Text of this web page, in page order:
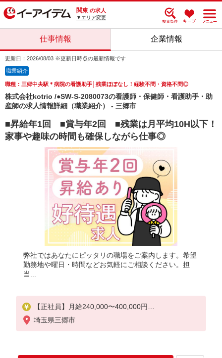
関東 の求人
▼エリア変更
仕事情報 企業情報
更新日：2026/08/03 ※更新日時点の最新情報です
職業紹介
職種：三郷中央駅＊病院の看護助手│残業ほぼなし！経験不問・資格不問◎
株式会社kotrio /●SW-S-2080073の看護師・保健師・看護助手・助
産師の求人情報詳細（職業紹介） - 三郷市
■昇給年1回 ■賞与年2回 ■残業は月平均10H以下！
家事や趣味の時間も確保しながら仕事◎
弊社ではあなたにピッタリの職場をご案内します。希望
勤務地や曜日・時間などお気軽にご相談ください。担
当...
【正社員】月給240,000〜400,000円
・基本給：200,000円〜220,000円
・資格手当：10,000〜30,000円
有資格により変動）
埼玉県三郷市